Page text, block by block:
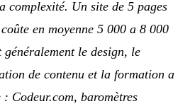
complexité. Un site de 5 pages
en moyenne 5 000 a 8 000
le design, le
de contenu et la formation a
Codeur.com, baromètres